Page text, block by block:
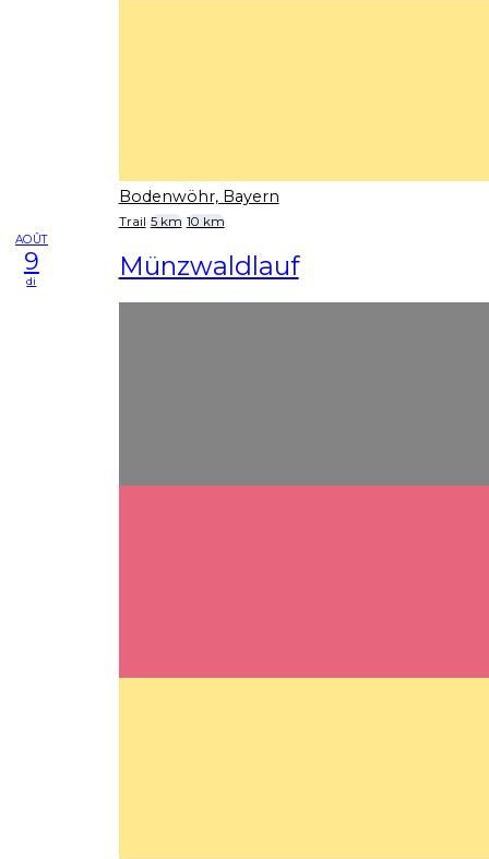
Bodenwöhr, Bayern
Trail 5 km 10 km
AOÛT
9
di Münzwaldlauf